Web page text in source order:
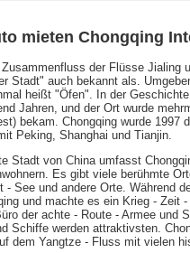
mieten Chongqing
der Flüsse Jialing
Stadt" auch bekannt als.
heißt "Öfen". In der
Jahren, und der Ort wurde
bekam. Chongqing wurde 1997
Peking, Shanghai und Tianjin.
Stadt von China umfasst
Es gibt viele berühmte
- See und andere Orte. Während
und machte es ein Krieg - Zeit
der achte - Route - Armee und
Schiffe werden attraktivsten.
dem Yangtze - Fluss mit vielen